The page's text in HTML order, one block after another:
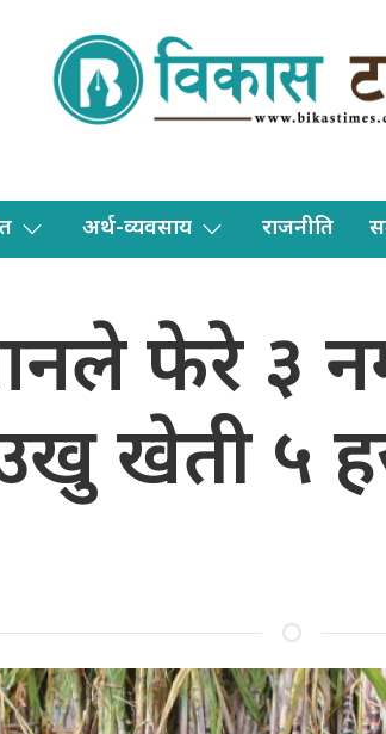
अर्थ-व्यवसाय राजनीति
फेरे ३
खेती ५